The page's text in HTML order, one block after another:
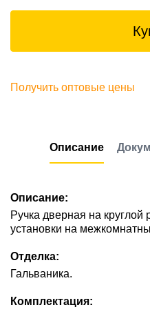
Получить оптовые цены
Описание
Описание:
Ручка дверная на круглой
установки на
Отделка:
Гальваника.
Комплектация: